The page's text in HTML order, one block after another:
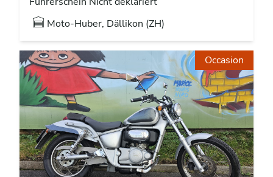
Moto-Huber, Dällikon (ZH)
Occasion